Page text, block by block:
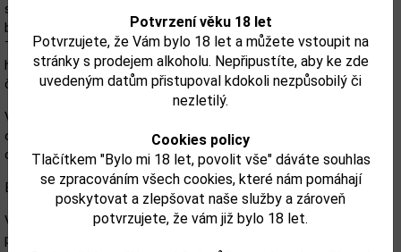
Potvrzení věku 18 let
Potvrzujete, že Vám bylo 18 let a můžete vstoupit na
stránky s prodejem alkoholu. Nepřipustíte, aby ke zde
uvedeným datům přistupoval kdokoli nezpůsobilý či
nezletilý.
Cookies policy
Tlačítkem "Bylo mi 18 let, povolit vše" dáváte souhlas
se zpracováním všech cookies, které nám pomáhají
poskytovat a zlepšovat naše služby a zároveň
potvrzujete, že vám již bylo 18 let.
stříbrných medailí na celosvětově uznávaných akcích a několikrát
byl vyhlášen i rumem roku.
Téměř hned po otevření ucítíte omamnou vůni ovoce, která je v
harmonií s tóny dřeva. Ve vůni najdete také mandle s vanilkou,
čokoládu a tabák.
V chuti je sametově hladký, jemný a elegantní. Objevíte čerstvé
ovoce a tóny dřeva. Můžete také narazit na hořkou čokoládu,
oříšky a karamel.
Barva je výrazně jantarová.
V závěru je krémový a velmi hedvábný, s velkým buketem. Dlouho
přetrvává na patře ovoce s tóny čokolády.